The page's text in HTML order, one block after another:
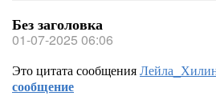
Без заголовка
01-07-2025 06:06
Это цитата сообщения
сообщение